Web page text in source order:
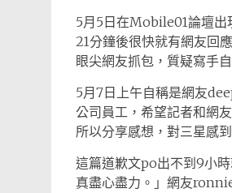
5月5日在Mobile01論壇出
21分鐘後很快就有網友回
眼尖網友抓包，質疑寫手
5月7日上午自稱是網友
公司員工，希望記者和網
所以分享感想，對三星感
這篇道歉文po出不到9小
真盡心盡力。」網友